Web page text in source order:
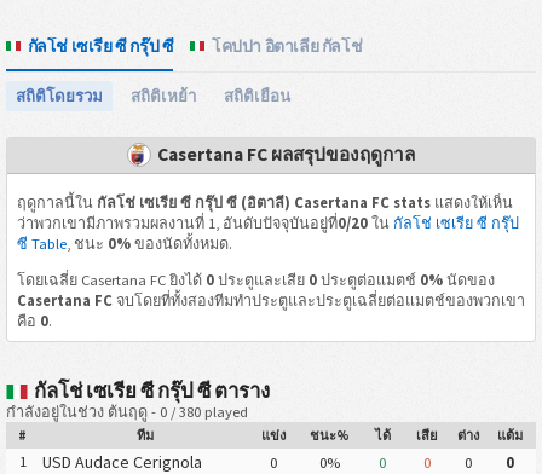
กัลโช่ เซเรีย ซี กรุ๊ป ซี โคปปา อิตาเลีย กัลโช่
สถิติโดยรวม สถิติเหย้า สถิติเยือน
Casertana FC ผลสรุปของฤดูกาล
ฤดูกาลนี้ใน กัลโช่ เซเรีย ซี กรุ๊ป ซี (อิตาลี) Casertana FC statsแสดงให้เห็น
ว่าพวกเขามีภาพรวมผลงานที่ 1, อันดับปัจจุบันอยู่ที่0/20ใน กัลโช่ เซเรีย ซี กรุ๊ป
ซี Table, ชนะ 0%ของนัดทั้งหมด.
โดยเฉลี่ย Casertana FC ยิงได้ 0ประตูและเสีย 0ประตูต่อแมตช์ 0%นัดของ
Casertana FCจบโดยที่ทั้งสองทีมทำประตูและประตูเฉลี่ยต่อแมตช์ของพวกเขา
คือ 0.
กัลโช่ เซเรีย ซี กรุ๊ป ซี ตาราง
กำลังอยู่ในช่วง ต้นฤดู - 0 / 380 played
# ทีม แข่ง ชนะ% ได้ เสีย ต่าง แต้ม
1 USD Audace Cerignola 0 0% 0 0 0
0